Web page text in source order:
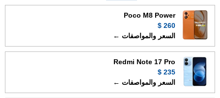
Poco M8 Power
260 $
السعر والمواصفات ←
Redmi Note 17 Pro
235 $
السعر والمواصفات ←